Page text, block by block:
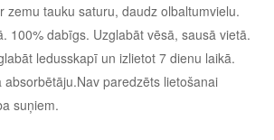
zemu tauku saturu, daudz olbaltumvielu.
100% dabīgs. Uzglabāt vēsā, sausā vietā.
ledusskapī un izlietot 7 dienu laikā.
absorbētāju.Nav paredzēts lietošanai
suņiem.